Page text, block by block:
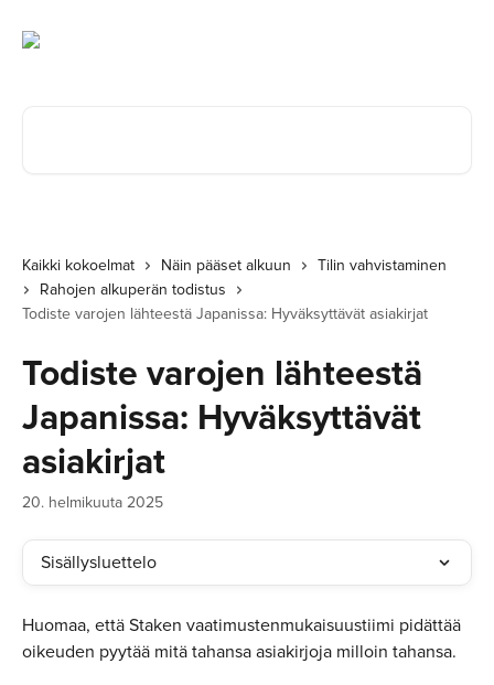
Kaikki kokoelmat Näin pääset alkuun
Tilin vahvistaminen
Rahojen alkuperän todistus
Todiste varojen lähteestä Japanissa: Hyväksyttävät asiakirjat
Todiste varojen lähteestä
Japanissa: Hyväksyttävät
asiakirjat
20. helmikuuta 2025
Sisällysluettelo
Huomaa, että Staken vaatimustenmukaisuustiimi pidättää
oikeuden pyytää mitä tahansa asiakirjoja milloin tahansa.